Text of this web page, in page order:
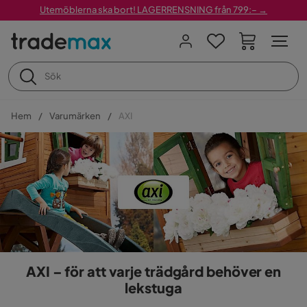
Utemöblerna ska bort! LAGERRENSNING från 799:– →
Hem Varumärken AXI
AXI – för att varje trädgård behöver en
lekstuga